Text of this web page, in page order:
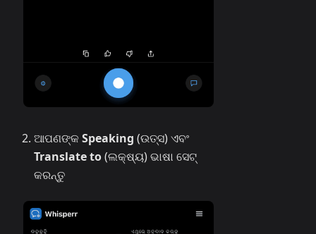
ଆପଣଙ୍କSpeaking (ଉତ୍ସ) ଏବଂ
Translate to(ଲକ୍ଷ୍ୟ) ଭାଷା ସେଟ୍
କରନ୍ତୁ